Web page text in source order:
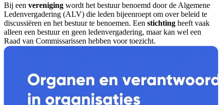
Bij een vereniging wordt het bestuur benoemd door de Algemene
Ledenvergadering (ALV) die leden bijeenroept om over beleid te
discussiëren en het bestuur te benoemen. Een stichting heeft vaak
alleen een bestuur en geen ledenvergadering, maar kan wel een
Raad van Commissarissen hebben voor toezicht.